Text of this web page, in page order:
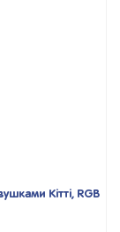
Кітті, RGB